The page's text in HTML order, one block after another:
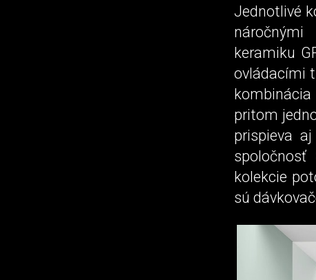
Jednotlivé
keramiku
ovládacími
pritom
prispieva
spoločnosť
kolekcie
sú